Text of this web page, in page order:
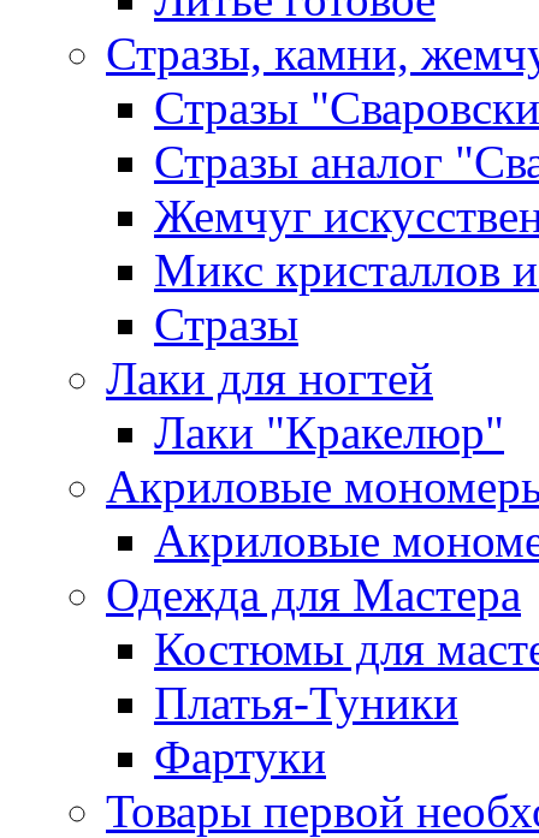
Стразы, камни,
Стразы
Стразы аналог
Жемчуг
Микс кристаллов
Стразы
Лаки для ногтей
Лаки "Кракелюр"
Акриловые
Акриловые
Одежда для Мастера
Костюмы для
Платья-Туники
Фартуки
Товары первой